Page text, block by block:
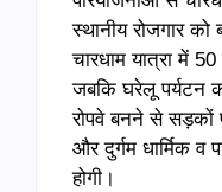
स्थानीय रोजगार को
चारधाम यात्रा में
जबकि घरेलू पर्यटन
रोपवे बनने से सड़कों
और दुर्गम धार्मिक
होगी।